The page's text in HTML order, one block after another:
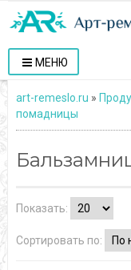
МЕНЮ
art-remeslo.ru »
помадницы
Показать:
Сортировать по: